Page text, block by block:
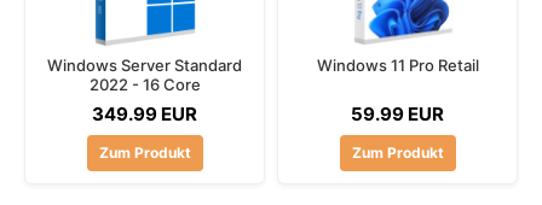
Windows Server Standard
2022 - 16 Core
349.99 EUR
Zum Produkt
Windows 11 Pro Retail
59.99 EUR
Zum Produkt